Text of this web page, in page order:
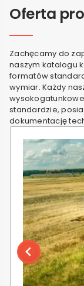
Oferta
Zachęcamy do
naszym katalogu
formatów
wymiar. Każdy
standardzie,
dokumentację